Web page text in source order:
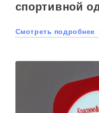
спортивной
Смотреть подробнее